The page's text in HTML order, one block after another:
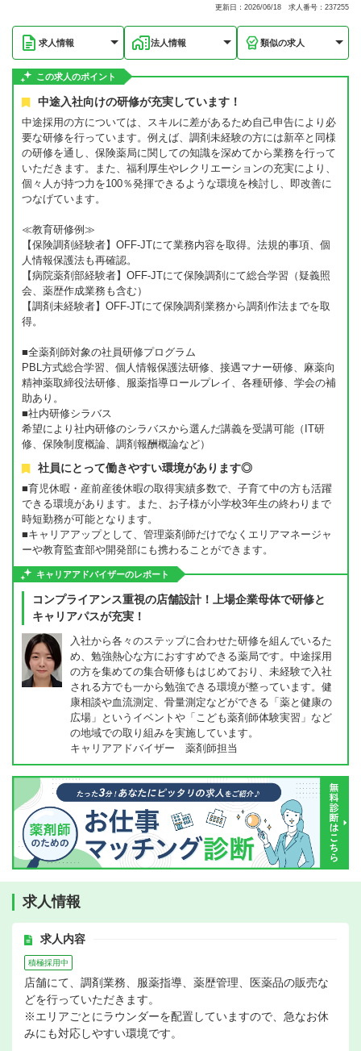
更新日：2026/06/18 求人番号：237255
求人情報 法人情報 類似の求人
この求人のポイント
中途入社向けの研修が充実しています！
中途採用の方については、スキルに差があるため自己申告により必
要な研修を行っています。例えば、調剤未経験の方には新卒と同様
の研修を通し、保険薬局に関しての知識を深めてから業務を行って
いただきます。また、福利厚生やレクリエーションの充実により、
個々人が持つ力を100％発揮できるような環境を検討し、即改善に
つなげています。
≪教育研修例≫
【保険調剤経験者】OFF-JTにて業務内容を取得。法規的事項、個
人情報保護法も再確認。
【病院薬剤部経験者】OFF-JTにて保険調剤にて総合学習（疑義照
会、薬歴作成業務も含む）
【調剤未経験者】OFF-JTにて保険調剤業務から調剤作法までを取
得。
■全薬剤師対象の社員研修プログラム
PBL方式総合学習、個人情報保護法研修、接遇マナー研修、麻薬向
精神薬取締役法研修、服薬指導ロールプレイ、各種研修、学会の補
助あり。
■社内研修シラバス
希望により社内研修のシラバスから選んだ講義を受講可能（IT研
修、保険制度概論、調剤報酬概論など）
社員にとって働きやすい環境があります◎
■育児休暇・産前産後休暇の取得実績多数で、子育て中の方も活躍
できる環境があります。また、お子様が小学校3年生の終わりまで
時短勤務が可能となります。
■キャリアアップとして、管理薬剤師だけでなくエリアマネージャ
ーや教育監査部や開発部にも携わることができます。
キャリアアドバイザーのレポート
コンプライアンス重視の店舗設計！上場企業母体で研修と
キャリアパスが充実！
入社から各々のステップに合わせた研修を組んでいるた
め、勉強熱心な方におすすめできる薬局です。中途採用
の方を集めての集合研修もはじめており、未経験で入社
される方でも一から勉強できる環境が整っています。健
康相談や血流測定、骨量測定などができる「薬と健康の
広場」というイベントや「こども薬剤師体験実習」など
の地域での取り組みを実施しています。
キャリアアドバイザー 薬剤師担当
求人情報
求人内容
積極採用中
店舗にて、調剤業務、服薬指導、薬歴管理、医薬品の販売な
どを行っていただきます。
※エリアごとにラウンダーを配置していますので、急なお休
みにも対応しやすい環境です。